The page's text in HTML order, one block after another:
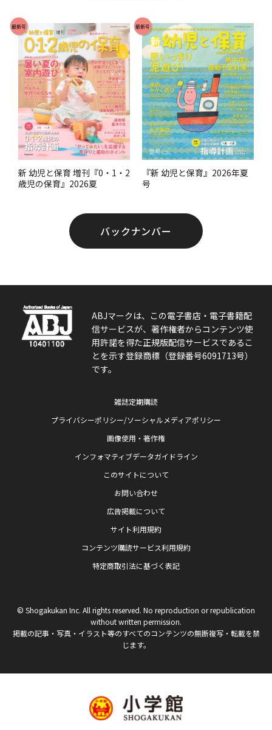
最新号
新 幼児と保育 増刊『0・1・2
歳児の保育』2026夏
最新号
『新 幼児と保育』2026年夏
号
バックナンバー
ABJマークは、この電子書店・電子書籍配
信サービスが、著作権者からコンテンツ使
用許諾を得た正規版配信サービスであるこ
とを示す登録商標（登録番号6091713号）
です。
雑誌定期購読
プライバシーポリシー/ソーシャルメディアポリシー
画像使用・著作権
インフォマティブデータガイドライン
このサイトについて
お問い合わせ
広告掲載について
サイト利用規約
コンテンツ購読サービス利用規約
特定商取引法に基づく表記
© Shogakukan Inc. All rights reserved. No reproduction or republication
without written permission.
掲載の記事・写真・イラスト等のすべてのコンテンツの無断複写・転載を禁
じます。